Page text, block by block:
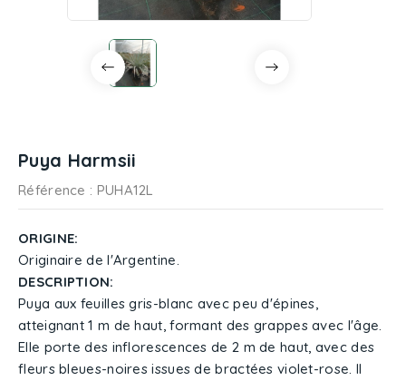
Puya Harmsii
Référence : PUHA12L
ORIGINE:
Originaire de l'Argentine.
DESCRIPTION:
Puya aux feuilles gris-blanc avec peu d'épines,
atteignant 1 m de haut, formant des grappes avec l'âge.
Elle porte des inflorescences de 2 m de haut, avec des
fleurs bleues-noires issues de bractées violet-rose. Il